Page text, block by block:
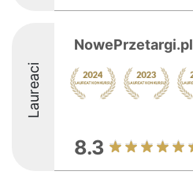
Laureaci
NowePrzetargi.pl
8.3